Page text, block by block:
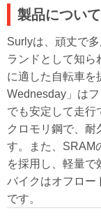
製品について
Surlyは、頑丈で
ランドとして知ら
に適した自転車を
Wednesday」は
でも安定して走行
クロモリ鋼で、耐
す。また、SRAM
を採用し、軽量で
バイクはオフロー
です。